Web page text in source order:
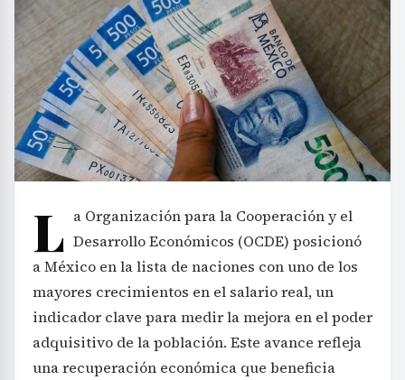
L a Organización para la Cooperación y el
Desarrollo Económicos (OCDE) posicionó
a México en la lista de naciones con uno de los
mayores crecimientos en el salario real, un
indicador clave para medir la mejora en el poder
adquisitivo de la población. Este avance refleja
una recuperación económica que beneficia